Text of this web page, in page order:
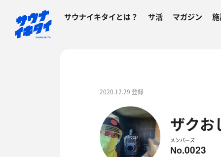
サウナイキタイとは？ サ活 マガジン
2020.12.29 登録
ザクお
メンバーズ
No.0023